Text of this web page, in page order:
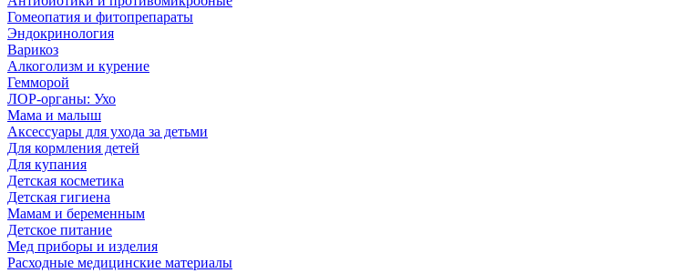
Гомеопатия и фитопрепараты
Эндокринология
Варикоз
Алкоголизм и курение
Гемморой
ЛОР-органы: Ухо
Мама и малыш
Аксессуары для ухода за детьми
Для кормления детей
Для купания
Детская косметика
Детская гигиена
Мамам и беременным
Детское питание
Мед приборы и изделия
Расходные медицинские материалы